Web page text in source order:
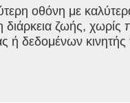
οθόνη με
διάρκεια ζωής, χωρίς
ή δεδομένων κινητής